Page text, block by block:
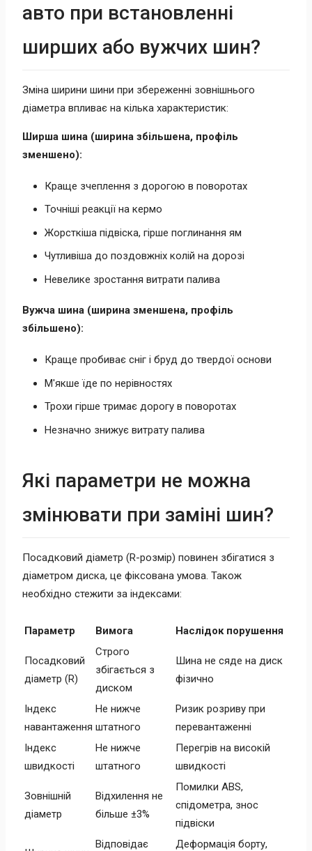
авто при встановленні
ширших або вужчих шин?
Зміна ширини шини при збереженні зовнішнього
діаметра впливає на кілька характеристик:
Ширша шина (ширина збільшена, профіль
зменшено):
Краще зчеплення з дорогою в поворотах
Точніші реакції на кермо
Жорсткіша підвіска, гірше поглинання ям
Чутливіша до поздовжніх колій на дорозі
Невелике зростання витрати палива
Вужча шина (ширина зменшена, профіль
збільшено):
Краще пробиває сніг і бруд до твердої основи
М'якше їде по нерівностях
Трохи гірше тримає дорогу в поворотах
Незначно знижує витрату палива
Які параметри не можна
змінювати при заміні шин?
Посадковий діаметр (R-розмір) повинен збігатися з
діаметром диска, це фіксована умова. Також
необхідно стежити за індексами:
Параметр Вимога Наслідок порушення
Посадковий
діаметр (R)
Строго
збігається з
диском
Шина не сяде на диск
фізично
Індекс
навантаження
Не нижче
штатного
Ризик розриву при
перевантаженні
Індекс
швидкості
Не нижче
штатного
Перегрів на високій
швидкості
Зовнішній
діаметр
Відхилення не
більше ±3%
Помилки ABS,
спідометра, знос
підвіски
Відповідає
Деформація борту,